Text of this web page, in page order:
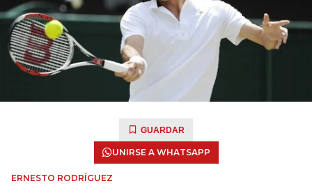
GUARDAR
UNIRSE A WHATSAPP
ERNESTO RODRÍGUEZ